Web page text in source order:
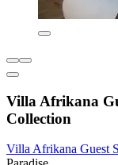
Villa Afrikana
Collection
Villa Afrikana Guest